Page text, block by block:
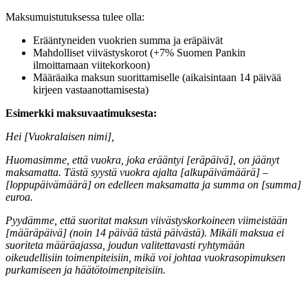
Maksumuistutuksessa tulee olla:
Erääntyneiden vuokrien summa ja eräpäivät
Mahdolliset viivästyskorot (+7% Suomen Pankin
ilmoittamaan viitekorkoon)
Määräaika maksun suorittamiselle (aikaisintaan 14 päivää
kirjeen vastaanottamisesta)
Esimerkki maksuvaatimuksesta:
Hei [Vuokralaisen nimi],
Huomasimme, että vuokra, joka erääntyi [eräpäivä], on jäänyt
maksamatta. Tästä syystä vuokra ajalta [alkupäivämäärä] –
[loppupäivämäärä] on edelleen maksamatta ja summa on [summa]
euroa.
Pyydämme, että suoritat maksun viivästyskorkoineen viimeistään
[määräpäivä] (noin 14 päivää tästä päivästä). Mikäli maksua ei
suoriteta määräajassa, joudun valitettavasti ryhtymään
oikeudellisiin toimenpiteisiin, mikä voi johtaa vuokrasopimuksen
purkamiseen ja häätötoimenpiteisiin.